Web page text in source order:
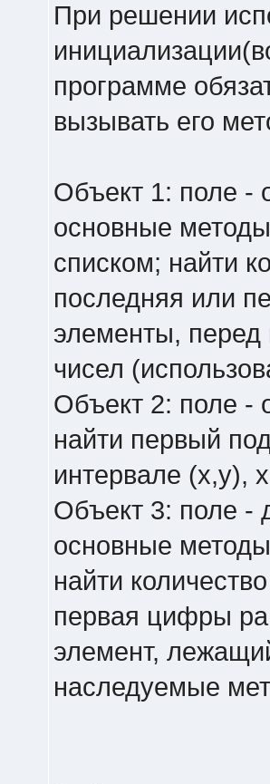
При решении
программе
вызывать его
Объект 1: поле -
основные
списком; найти
последняя или
элементы, перед
чисел
Объект 2: поле -
найти первый
интервале (x,y),
Объект 3: поле -
основные
найти
первая цифры
элемент,
наследуемые